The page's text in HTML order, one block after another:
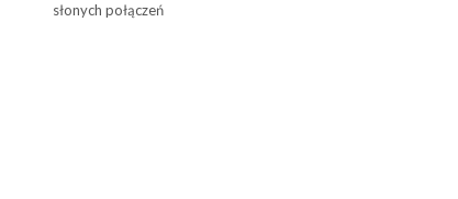
słonych połączeń